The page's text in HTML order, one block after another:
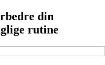
din
rutine